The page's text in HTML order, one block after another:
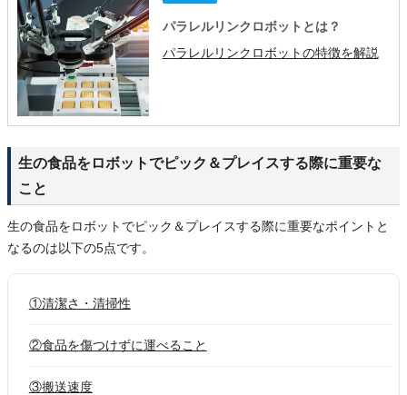
パラレルリンクロボットとは？
パラレルリンクロボットの特徴を解説
生の食品をロボットでピック＆プレイスする際に重要な
こと
生の食品をロボットでピック＆プレイスする際に重要なポイントと
なるのは以下の5点です。
①清潔さ・清掃性
②食品を傷つけずに運べること
③搬送速度